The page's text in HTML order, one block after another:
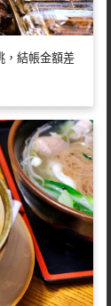
，結帳金額差